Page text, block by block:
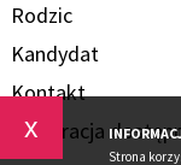
x
Strona
Rodzic
Kandydat
Kontakt
Deklaracja